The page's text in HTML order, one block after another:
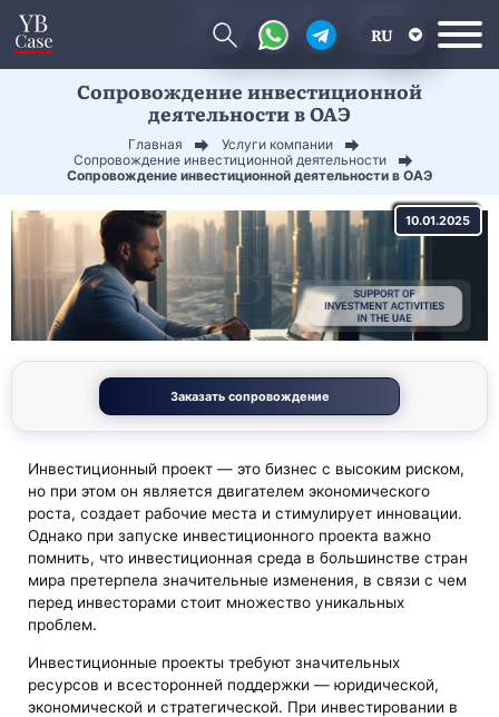
RU
Сопровождение инвестиционной
деятельности в ОАЭ
Главная
Услуги компании
Сопровождение инвестиционной деятельности
Сопровождение инвестиционной деятельности в ОАЭ
10.01.2025
Заказать сопровождение
Инвестиционный проект — это бизнес с высоким риском,
но при этом он является двигателем экономического
роста, создает рабочие места и стимулирует инновации.
Однако при запуске инвестиционного проекта важно
помнить, что инвестиционная среда в большинстве стран
мира претерпела значительные изменения, в связи с чем
перед инвесторами стоит множество уникальных
проблем.
Инвестиционные проекты требуют значительных
ресурсов и всесторонней поддержки — юридической,
экономической и стратегической. При инвестировании в